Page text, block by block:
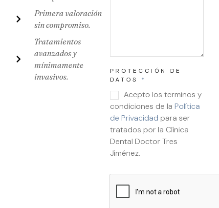
Primera valoración
sin compromiso.
Tratamientos
avanzados y
mínimamente
invasivos.
PROTECCIÓN DE
DATOS *
Acepto los terminos y
condiciones de la Política
de Privacidad para ser
tratados por la Clínica
Dental Doctor Tres
Jiménez.